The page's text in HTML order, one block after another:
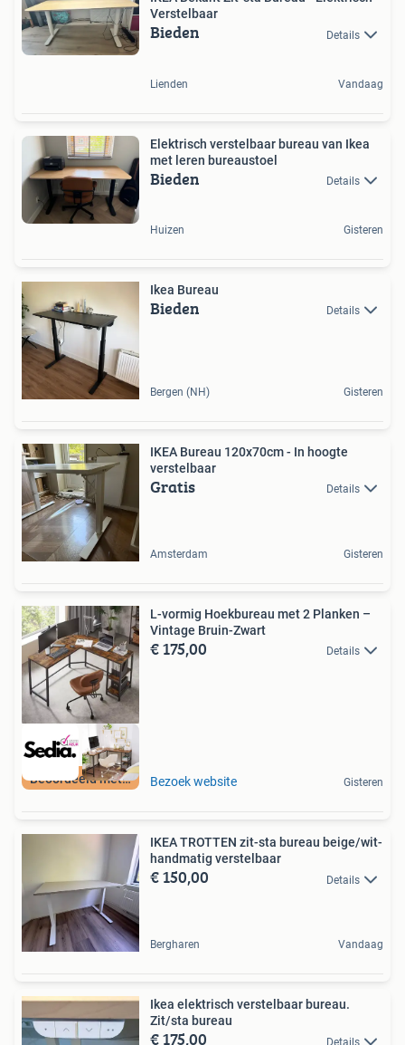
Verstelbaar
Bieden Details
Lienden Vandaag
Elektrisch verstelbaar bureau van Ikea
met leren bureaustoel
Bieden Details
Huizen Gisteren
Ikea Bureau
Bieden Details
Bergen (NH) Gisteren
IKEA Bureau 120x70cm - In hoogte
verstelbaar
Gratis Details
Amsterdam Gisteren
Beoordeeld met 9+
L-vormig Hoekbureau met 2 Planken –
Vintage Bruin-Zwart
€ 175,00 Details
Bezoek website Gisteren
IKEA TROTTEN zit-sta bureau beige/wit-
handmatig verstelbaar
€ 150,00 Details
Bergharen Vandaag
Ikea elektrisch verstelbaar bureau.
Zit/sta bureau
€ 175,00 Details